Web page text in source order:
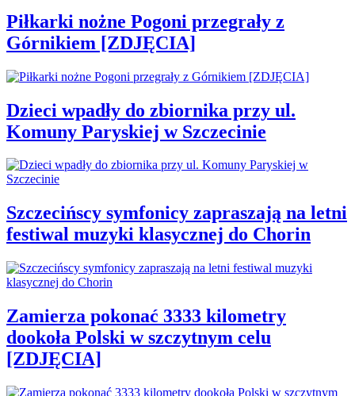
Piłkarki nożne Pogoni przegrały z
Górnikiem [ZDJĘCIA]
Dzieci wpadły do zbiornika przy ul.
Komuny Paryskiej w Szczecinie
Szczecińscy symfonicy zapraszają na letni
festiwal muzyki klasycznej do Chorin
Zamierza pokonać 3333 kilometry
dookoła Polski w szczytnym celu
[ZDJĘCIA]